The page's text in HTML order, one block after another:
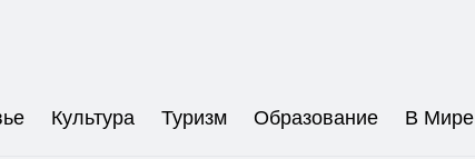
Культура Туризм Образование В Мире